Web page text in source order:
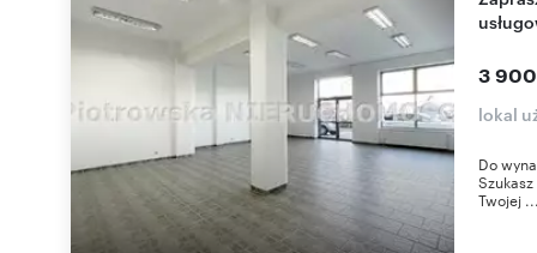
3
lokal
Do
Twojej